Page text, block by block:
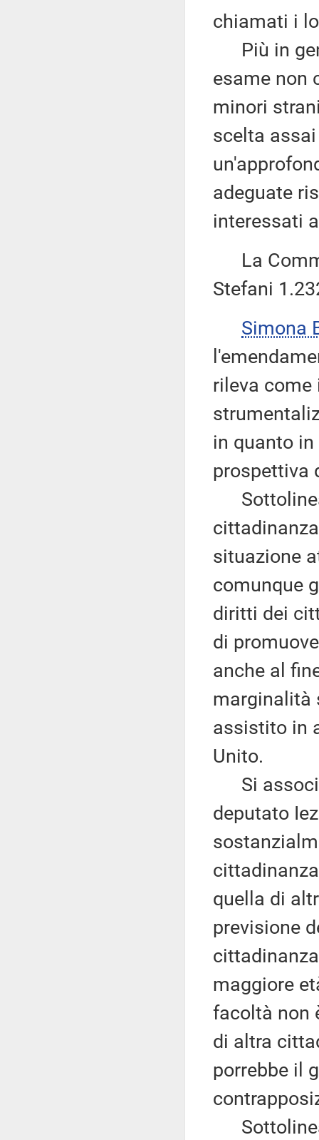
chiamati i
Più in
esame non
minori
scelta
adeguate
interessati
La
Stefani
Simona
rileva come
in quanto
prospettiva
situazione
comunque
diritti dei
di
anche al
marginalità
assistito in
Unito.
Si
deputato
quella di
previsione
maggiore
facoltà non
di altra
porrebbe il